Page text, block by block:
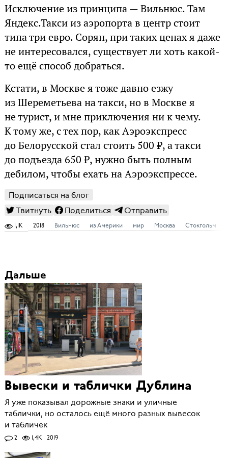
Исключение из принципа — Вильнюс. Там
Яндекс.Такси из аэропорта в центр стоит
типа три евро. Сорян, при таких ценах я даже
не интересовался, существует ли хоть какой-
то ещё способ добраться.
Кстати, в Москве я тоже давно езжу
из Шереметьева на такси, но в Москве я
не турист, и мне приключения ни к чему.
К тому же, с тех пор, как Аэроэкспресс
до Белорусской стал стоить 500 ₽, а такси
до подъезда 650 ₽, нужно быть полным
дебилом, чтобы ехать на Аэроэкспрессе.
Подписаться на блог
Твитнуть
Поделиться Отправить
1,1K 2018 Вильнюс из Америки мир Москва Стокгольм
Дальше
Вывески и таблички Дублина
Я уже показывал дорожные знаки и уличные
таблички, но осталось ещё много разных вывесок
и табличек
2 1,4K 2019